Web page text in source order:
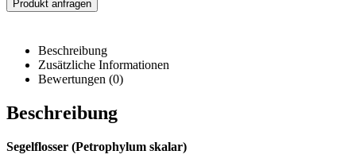
Produkt anfragen
Beschreibung
Zusätzliche Informationen
Bewertungen (0)
Beschreibung
Segelflosser (Petrophylum skalar)